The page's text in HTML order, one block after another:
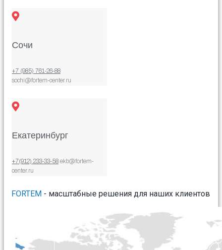
Сочи
+7 (985) 761-26-88
sochi@fortem-center.ru
Екатеринбург
+7(912) 233-33-58 ekb@fortem-
center.ru
FORTEM - масштабные решения для наших клиентов